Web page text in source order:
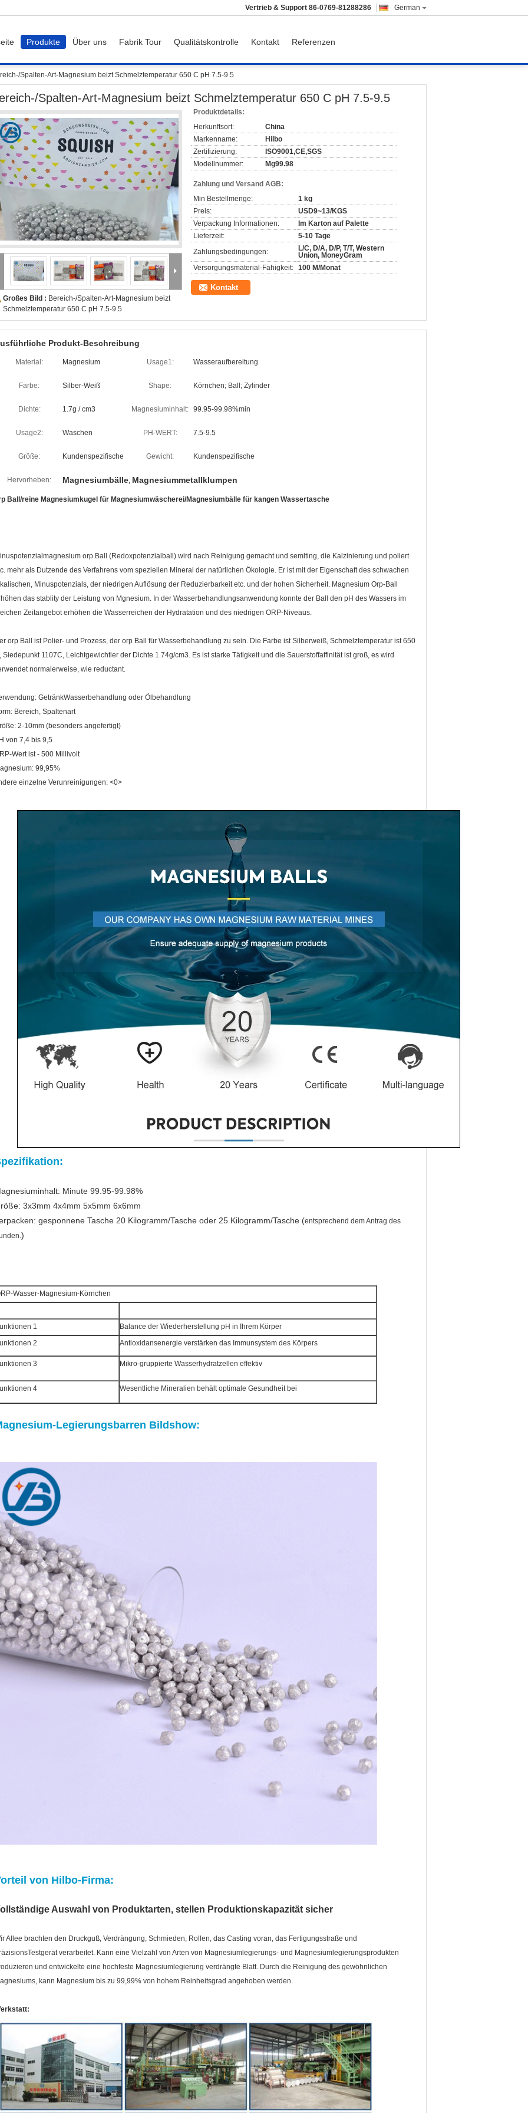
German
Vertrieb & Support 86-0769-81288286
Produkte Über uns Fabrik Tour Qualitätskontrolle Kontakt Referenzen
Spalten-Art-Magnesium beizt Schmelztemperatur 650 C pH 7.5-9.5
Spalten-Art-Magnesium beizt Schmelztemperatur 650 C pH 7.5-9.5
Großes Bild : Bereich-/Spalten-Art-Magnesium beizt
Schmelztemperatur 650 C pH 7.5-9.5
Produktdetails:
Herkunftsort:
China
Markenname:
Hilbo
Zertifizierung:
ISO9001,CE,SGS
Modellnummer:
Mg99.98
Zahlung und Versand AGB:
Min Bestellmenge:
1 kg
Preis:
USD9~13/KGS
Verpackung Informationen:
Im Karton auf Palette
Lieferzeit:
5-10 Tage
Zahlungsbedingungen:
L/C, D/A, D/P, T/T, Western
Union, MoneyGram
Versorgungsmaterial-Fähigkeit: 100 M/Monat
Kontakt
Produkt-Beschreibung
Material: Magnesium Usage1: Wasseraufbereitung
Farbe: Silber-Weiß Shape: Körnchen; Ball; Zylinder
Dichte: 1.7g / cm3 Magnesiuminhalt: 99.95-99.98%min
Usage2: Waschen PH-WERT: 7.5-9.5
Größe: Kundenspezifische Gewicht: Kundenspezifische
Hervorheben: Magnesiumbälle, Magnesiummetallklumpen
Ball/reine Magnesiumkugel für Magnesiumwäscherei/Magnesiumbälle für kangen Wassertasche
orp Ball (Redoxpotenzialball) wird nach Reinigung gemacht und semlting, die Kalzinierung und poliert
mehr als Dutzende des Verfahrens vom speziellen Mineral der natürlichen Ökologie. Er ist mit der Eigenschaft des schwachen
Minuspotenzials, der niedrigen Auflösung der Reduzierbarkeit etc. und der hohen Sicherheit. Magnesium Orp-Ball
das stablity der Leistung von Mgnesium. In der Wasserbehandlungsanwendung konnte der Ball den pH des Wassers im
Zeitangebot erhöhen die Wasserreichen der Hydratation und des niedrigen ORP-Niveaus.
orp Ball ist Polier- und Prozess, der orp Ball für Wasserbehandlung zu sein. Die Farbe ist Silberweiß, Schmelztemperatur ist 650
Siedepunkt 1107C, Leichtgewichtler der Dichte 1.74g/cm3. Es ist starke Tätigkeit und die Sauerstoffaffinität ist groß, es wird
normalerweise, wie reductant.
GetränkWasserbehandlung oder Ölbehandlung
Bereich, Spaltenart
2-10mm (besonders angefertigt)
von 7,4 bis 9,5
Wert ist - 500 Millivolt
99,95%
einzelne Verunreinigungen: <0>
Minute 99.95-99.98%
3x3mm 4x4mm 5x5mm 6x6mm
gesponnene Tasche 20 Kilogramm/Tasche oder 25 Kilogramm/Tasche (entsprechend dem Antrag des
)
Wasser-Magnesium-Körnchen
1
Balance der Wiederherstellung pH in Ihrem Körper
2
Antioxidansenergie verstärken das Immunsystem des Körpers
3 Mikro-gruppierte Wasserhydratzellen effektiv
4 Wesentliche Mineralien behält optimale Gesundheit bei
Legierungsbarren Bildshow:
von Hilbo-Firma:
Auswahl von Produktarten, stellen Produktionskapazität sicher
Allee brachten den Druckguß, Verdrängung, Schmieden, Rollen, das Casting voran, das Fertigungsstraße und
verarbeitet. Kann eine Vielzahl von Arten von Magnesiumlegierungs- und Magnesiumlegierungsprodukten
und entwickelte eine hochfeste Magnesiumlegierung verdrängte Blatt. Durch die Reinigung des gewöhnlichen
kann Magnesium bis zu 99,99% von hohem Reinheitsgrad angehoben werden.